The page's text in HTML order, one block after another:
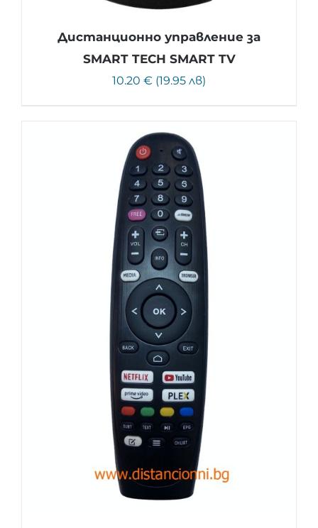
Дистанционно управление за
SMART TECH SMART TV
10.20 € (19.95 лв)